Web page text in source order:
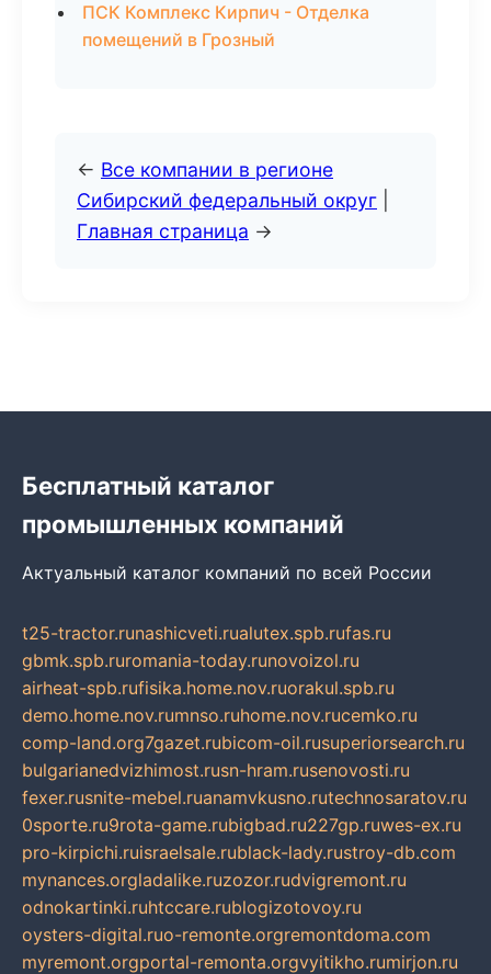
ПСК Комплекс Кирпич - Отделка
помещений в Грозный
← Все компании в регионе
Сибирский федеральный округ
Главная страница →
Бесплатный каталог
промышленных компаний
Актуальный каталог компаний по всей России
t25-tractor.runashicveti.rualutex.spb.rufas.ru
gbmk.spb.ruromania-today.runovoizol.ru
airheat-spb.rufisika.home.nov.ruorakul.spb.ru
demo.home.nov.rumnso.ruhome.nov.rucemko.ru
comp-land.org7gazet.rubicom-oil.rusuperiorsearch.ru
bulgarianedvizhimost.rusn-hram.rusenovosti.ru
fexer.rusnite-mebel.ruanamvkusno.rutechnosaratov.ru
0sporte.ru9rota-game.rubigbad.ru227gp.ruwes-ex.ru
pro-kirpichi.ruisraelsale.rublack-lady.rustroy-db.com
mynances.orgladalike.ruzozor.rudvigremont.ru
odnokartinki.ruhtccare.rublogizotovoy.ru
oysters-digital.ruo-remonte.orgremontdoma.com
myremont.orgportal-remonta.orgvyitikho.rumirjon.ru